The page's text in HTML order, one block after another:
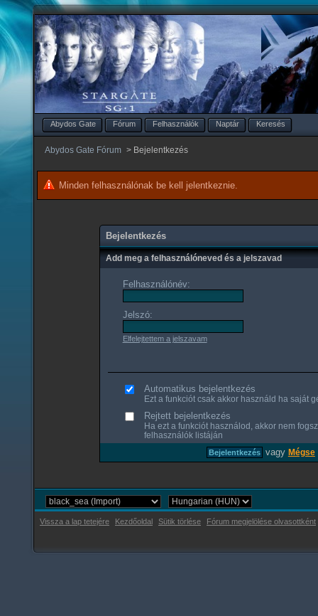
Abydos Gate Fórum Felhasználók Naptár Keresés
Abydos Gate Fórum > Bejelentkezés
Minden felhasználónak be kell jelentkeznie.
Bejelentkezés
Add meg a felhasználóneved és a jelszavad
Felhasználónév:
Jelszó:
Elfelejtettem a jelszavam
Automatikus bejelentkezés
Ezt a funkciót csak akkor használd ha saját
Rejtett bejelentkezés
Ha ezt a funkciót használod, akkor nem
felhasználók listáján
vagy Mégse
Vissza a lap tetejére Kezdőoldal Sütik törlése Fórum megjelölése olvasottként